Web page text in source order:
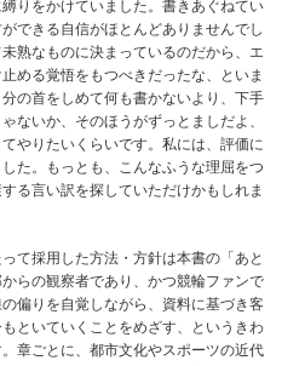
りをかけていました。書きあぐねてい
できる自信がほとんどありませんでし
熟なものに決まっているのだから、エ
める覚悟をもつべきだったな、といま
の首をしめて何も書かないより、下手
ないか、そのほうがずっとましだよ、
やりたいくらいです。私には、評価に
た。もっとも、こんなふうな理屈をつ
る言い訳を探していただけかもしれま
て採用した方法・方針は本書の「あと
らの観察者であり、かつ競輪ファンで
偏りを自覚しながら、資料に基づき客
といていくことをめざす、というきわ
章ごとに、都市文化やスポーツの近代